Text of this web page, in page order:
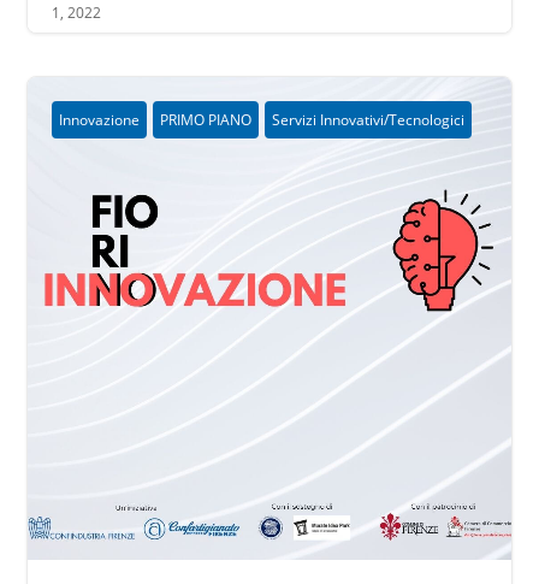
1, 2022
Innovazione PRIMO PIANO Servizi Innovativi/Tecnologici